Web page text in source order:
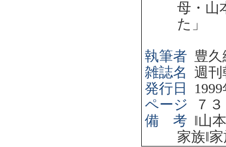
母・山
た」
執筆者 豊久
雑誌名
週刊
発行日
1999
ページ
７３
備 考 ‖山
家族‖